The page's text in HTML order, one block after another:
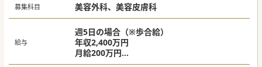
募集科目 美容外科、美容皮膚科
給与
週5日の場合（※歩合給）
年収2,400万円
月給200万円
※歩合給は手術売上の10%